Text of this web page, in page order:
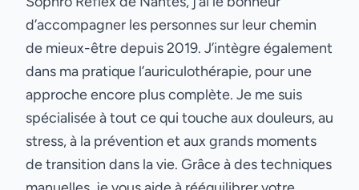
d’accompagner les personnes sur leur chemin
de mieux-être depuis 2019. J’intègre également
dans ma pratique l’auriculothérapie, pour une
approche encore plus complète. Je me suis
spécialisée à tout ce qui touche aux douleurs, au
stress, à la prévention et aux grands moments
de transition dans la vie. Grâce à des techniques